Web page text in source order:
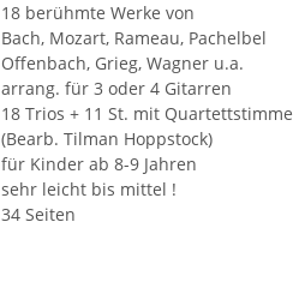
18 berühmte Werke von
Bach, Mozart, Rameau, Pachelbel
Offenbach, Grieg, Wagner u.a.
arrang. für 3 oder 4 Gitarren
18 Trios + 11 St. mit Quartettstimme
(Bearb. Tilman Hoppstock)
für Kinder ab 8-9 Jahren
sehr leicht bis mittel !
34 Seiten